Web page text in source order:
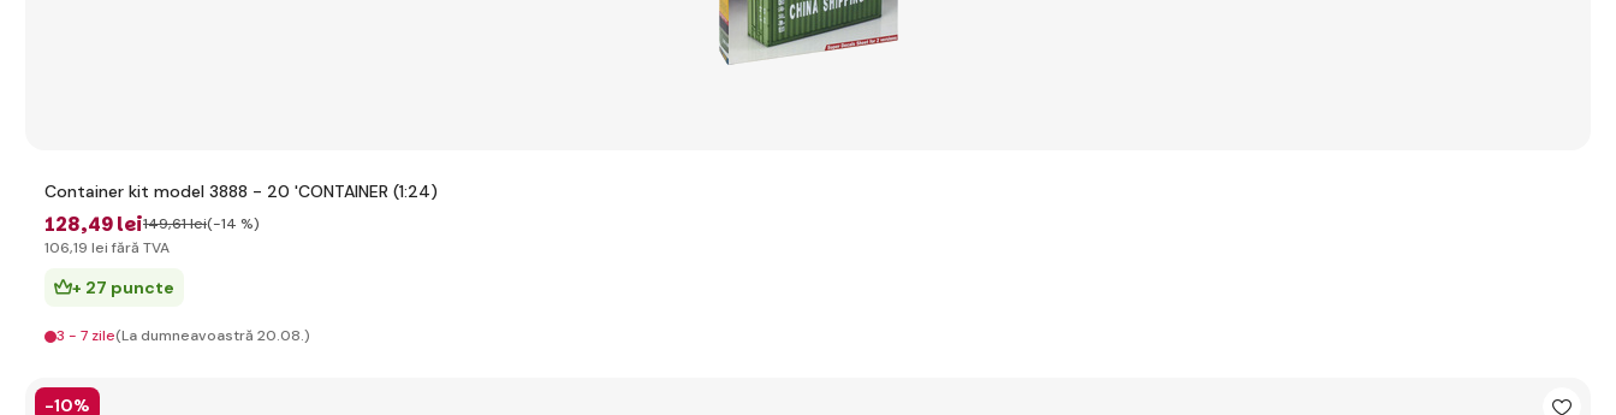
Container kit model 3888 - 20 'CONTAINER (1:24)
128,49 lei149,61 lei(-14 %)
106,19 lei fără TVA
+ 27 puncte
3 - 7 zile(La dumneavoastră 20.08.)
-10%